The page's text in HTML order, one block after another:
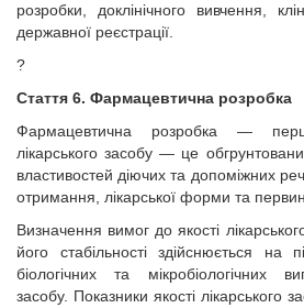
розробки, доклінічного вивчення,
державної реєстрації.
?
Стаття 6. Фармацевтична розробка
Фармацевтична розробка —
лікарського засобу — це
властивостей діючих та допоміжних
отримання, лікарської форми та
Визначення вимог до якості
його стабільності здійснюється на
біологічних та мікробіологічних
засобу. Показники якості лікарського